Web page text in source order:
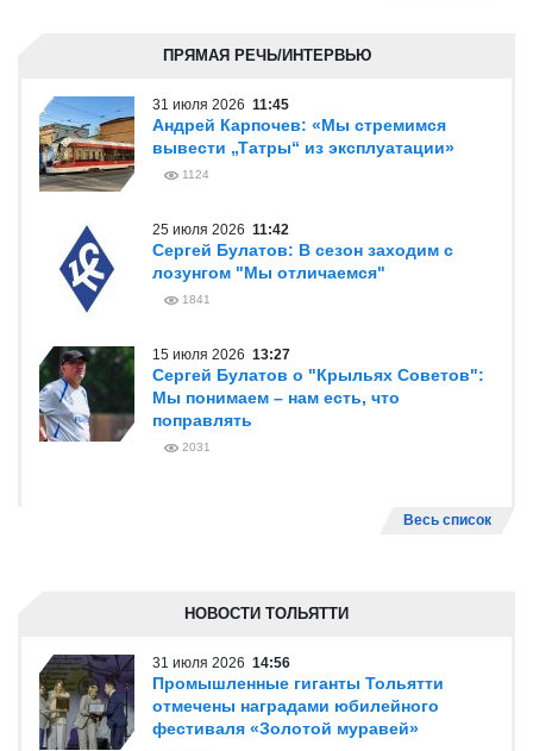
ПРЯМАЯ РЕЧЬ/ИНТЕРВЬЮ
31 июля 2026 11:45
Андрей Карпочев: «Мы стремимся
вывести „Татры“ из эксплуатации»
1124
25 июля 2026 11:42
Сергей Булатов: В сезон заходим с
лозунгом "Мы отличаемся"
1841
15 июля 2026 13:27
Сергей Булатов о "Крыльях Советов":
Мы понимаем – нам есть, что
поправлять
2031
Весь список
НОВОСТИ ТОЛЬЯТТИ
31 июля 2026 14:56
Промышленные гиганты Тольятти
отмечены наградами юбилейного
фестиваля «Золотой муравей»